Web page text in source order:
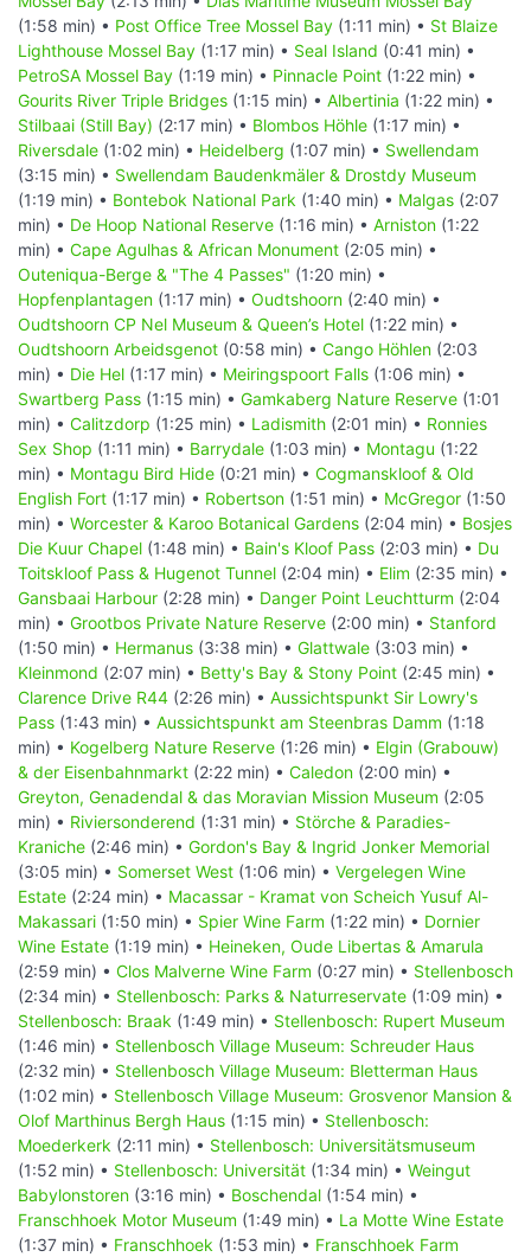
(1:58 min) • Post Office Tree Mossel Bay (1:11 min) • St Blaize
Lighthouse Mossel Bay (1:17 min) • Seal Island (0:41 min) •
PetroSA Mossel Bay (1:19 min) • Pinnacle Point (1:22 min) •
Gourits River Triple Bridges (1:15 min) • Albertinia (1:22 min) •
Stilbaai (Still Bay) (2:17 min) • Blombos Höhle (1:17 min) •
Riversdale (1:02 min) • Heidelberg (1:07 min) • Swellendam
(3:15 min) • Swellendam Baudenkmäler & Drostdy Museum
(1:19 min) • Bontebok National Park (1:40 min) • Malgas (2:07
min) • De Hoop National Reserve (1:16 min) • Arniston (1:22
min) • Cape Agulhas & African Monument (2:05 min) •
Outeniqua-Berge & "The 4 Passes" (1:20 min) •
Hopfenplantagen (1:17 min) • Oudtshoorn (2:40 min) •
Oudtshoorn CP Nel Museum & Queen’s Hotel (1:22 min) •
Oudtshoorn Arbeidsgenot (0:58 min) • Cango Höhlen (2:03
min) • Die Hel (1:17 min) • Meiringspoort Falls (1:06 min) •
Swartberg Pass (1:15 min) • Gamkaberg Nature Reserve (1:01
min) • Calitzdorp (1:25 min) • Ladismith (2:01 min) • Ronnies
Sex Shop (1:11 min) • Barrydale (1:03 min) • Montagu (1:22
min) • Montagu Bird Hide (0:21 min) • Cogmanskloof & Old
English Fort (1:17 min) • Robertson (1:51 min) • McGregor (1:50
min) • Worcester & Karoo Botanical Gardens (2:04 min) • Bosjes
Die Kuur Chapel (1:48 min) • Bain's Kloof Pass (2:03 min) • Du
Toitskloof Pass & Hugenot Tunnel (2:04 min) • Elim (2:35 min) •
Gansbaai Harbour (2:28 min) • Danger Point Leuchtturm (2:04
min) • Grootbos Private Nature Reserve (2:00 min) • Stanford
(1:50 min) • Hermanus (3:38 min) • Glattwale (3:03 min) •
Kleinmond (2:07 min) • Betty's Bay & Stony Point (2:45 min) •
Clarence Drive R44 (2:26 min) • Aussichtspunkt Sir Lowry's
Pass (1:43 min) • Aussichtspunkt am Steenbras Damm (1:18
min) • Kogelberg Nature Reserve (1:26 min) • Elgin (Grabouw)
& der Eisenbahnmarkt (2:22 min) • Caledon (2:00 min) •
Greyton, Genadendal & das Moravian Mission Museum (2:05
min) • Riviersonderend (1:31 min) • Störche & Paradies-
Kraniche (2:46 min) • Gordon's Bay & Ingrid Jonker Memorial
(3:05 min) • Somerset West (1:06 min) • Vergelegen Wine
Estate (2:24 min) • Macassar - Kramat von Scheich Yusuf Al-
Makassari (1:50 min) • Spier Wine Farm (1:22 min) • Dornier
Wine Estate (1:19 min) • Heineken, Oude Libertas & Amarula
(2:59 min) • Clos Malverne Wine Farm (0:27 min) • Stellenbosch
(2:34 min) • Stellenbosch: Parks & Naturreservate (1:09 min) •
Stellenbosch: Braak (1:49 min) • Stellenbosch: Rupert Museum
(1:46 min) • Stellenbosch Village Museum: Schreuder Haus
(2:32 min) • Stellenbosch Village Museum: Bletterman Haus
(1:02 min) • Stellenbosch Village Museum: Grosvenor Mansion &
Olof Marthinus Bergh Haus (1:15 min) • Stellenbosch:
Moederkerk (2:11 min) • Stellenbosch: Universitätsmuseum
(1:52 min) • Stellenbosch: Universität (1:34 min) • Weingut
Babylonstoren (3:16 min) • Boschendal (1:54 min) •
Franschhoek Motor Museum (1:49 min) • La Motte Wine Estate
(1:37 min) • Franschhoek (1:53 min) • Franschhoek Farm